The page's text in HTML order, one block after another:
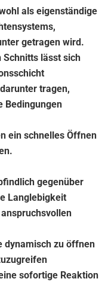
als eigenständige
getragen wird.
Schnitts lässt sich
tragen,
Bedingungen
ein schnelles Öffnen
gegenüber
Langlebigkeit
dynamisch zu öffnen
sofortige Reaktion